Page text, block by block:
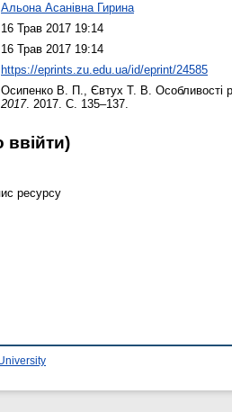
Альона Асанівна Гирина
16 Трав 2017 19:14
16 Трав 2017 19:14
https://eprints.zu.edu.ua/id/eprint/24585
Осипенко В. П., Євтух Т. В. Особливості
2017. 2017. С. 135–137.
ввійти)
ресурсу